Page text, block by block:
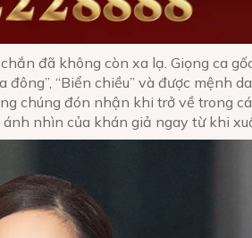
đã không còn xa lạ. Giọng ca
“Biển chiều” và được mệnh
chúng đón nhận khi trở về trong
nhìn của khán giả ngay từ khi